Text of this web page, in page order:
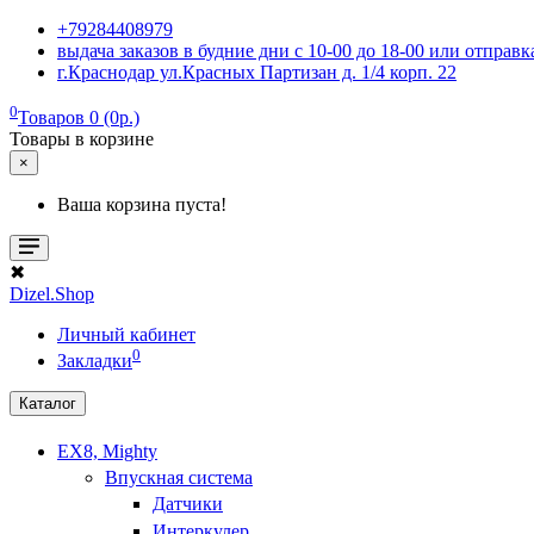
+79284408979
выдача заказов в будние дни с 10-00 до 18-00 или
г.Краснодар ул.Красных Партизан д. 1/4 корп. 22
0Товаров 0 (0р.)
Товары в корзине
×
Ваша корзина пуста!
✖
Dizel.Shop
Личный кабинет
Закладки0
Каталог
EX8, Mighty
Впускная система
Датчики